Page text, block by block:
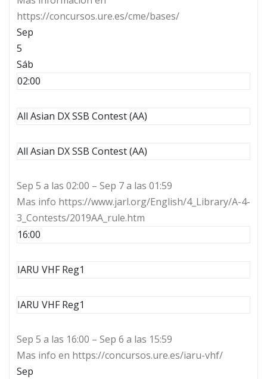
https://concursos.ure.es/cme/bases/
Sep
5
Sáb
02:00
All Asian DX SSB Contest (AA)
All Asian DX SSB Contest (AA)
Sep 5 a las 02:00 – Sep 7 a las 01:59
Mas info https://www.jarl.org/English/4_Library/A-4-
3_Contests/2019AA_rule.htm
16:00
IARU VHF Reg1
IARU VHF Reg1
Sep 5 a las 16:00 – Sep 6 a las 15:59
Mas info en https://concursos.ure.es/iaru-vhf/
Sep